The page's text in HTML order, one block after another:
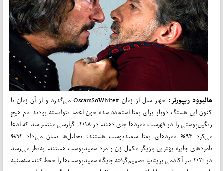
هالیوود ریپورتر:
چهار سال از زمان #OscarsSoWhite می‌گذرد و از آن زمان تا
کنون این هشتگ دوبار برای بفتا استفاده شده چون اعضا نتوانسته بودند نام هیچ
رنگین‌پوستی را در فهرست نامزدها جای دهند. در ۲۰۱۸، گزارشی منتشر شد که ادعا
می‌کرد ۹۴% نامزدهای بفتا سفیدپوست هستند؛ تحلیل‌ها نشان می‌داد ۹۲%
نامزدهای جایزه بهترین بازیگر مکمل زن و مرد سفیدپوست هستند. به‌نظر می‌رسد
در ۲۰۲۰ نیز آکادمی بریتانیا تصمیم‌گرفته جایگاه سفیدپوست‌ها را حفظ کند. سه‌شنبه